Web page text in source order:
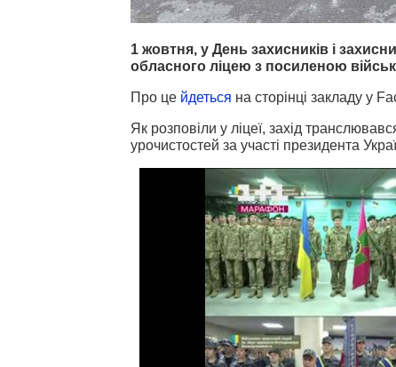
1 жовтня, у День захисників і
обласного ліцею з посиленою
Про це йдеться на сторінці закладу у
Як розповіли у ліцеї, захід
урочистостей за участі президента